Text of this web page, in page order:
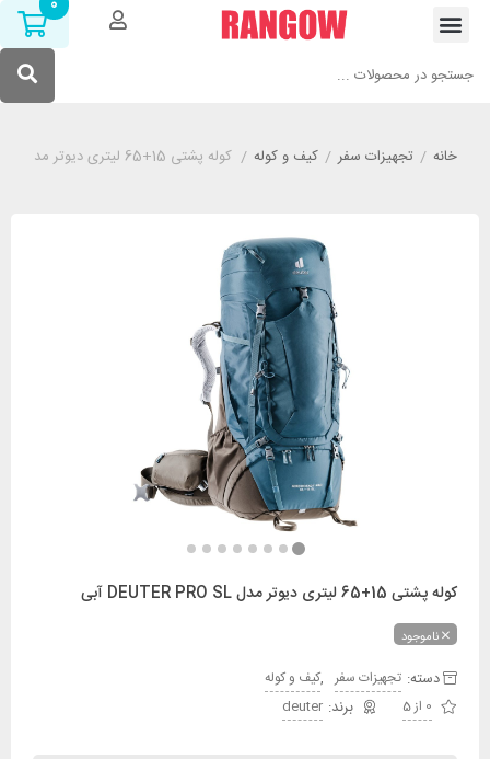
خانه/ تجهیزات سفر/ کیف و کوله/ کوله پشتی 15+65 لیتری دیوتر مدل DEUTER PRO SL آبی
کوله پشتی 15+65 لیتری دیوتر مدل DEUTER PRO SL آبی
ناموجود
دسته: تجهیزات سفر , کیف و کوله
0 از 5
deuter